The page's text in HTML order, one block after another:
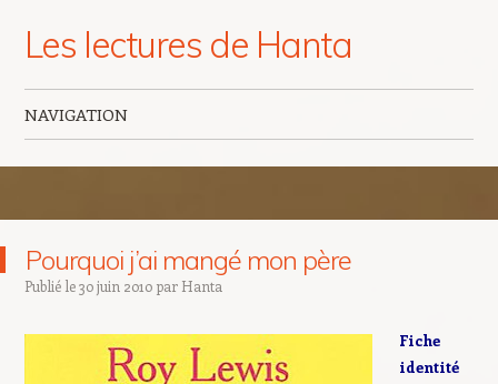
Les lectures de Hanta
NAVIGATION
Pourquoi j’ai mangé mon père
Publié le30 juin 2010par Hanta
Fiche
identité